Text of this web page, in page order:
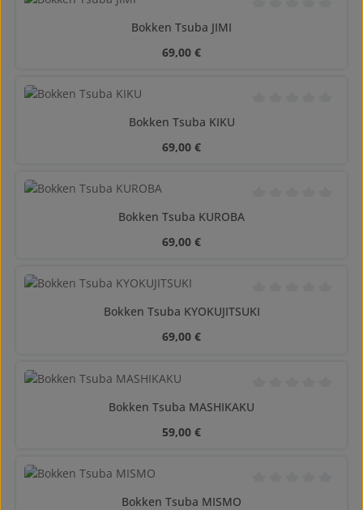
Bokken Tsuba JIMI
Precio normal:
69,00 €
Bokken Tsuba KIKU
Precio normal:
69,00 €
Bokken Tsuba KUROBA
Precio normal:
69,00 €
Calificación
Bokken Tsuba KYOKUJITSUKI
Precio normal:
69,00 €
Calificación
Bokken Tsuba MASHIKAKU
Precio normal:
59,00 €
Bokken Tsuba MISMO